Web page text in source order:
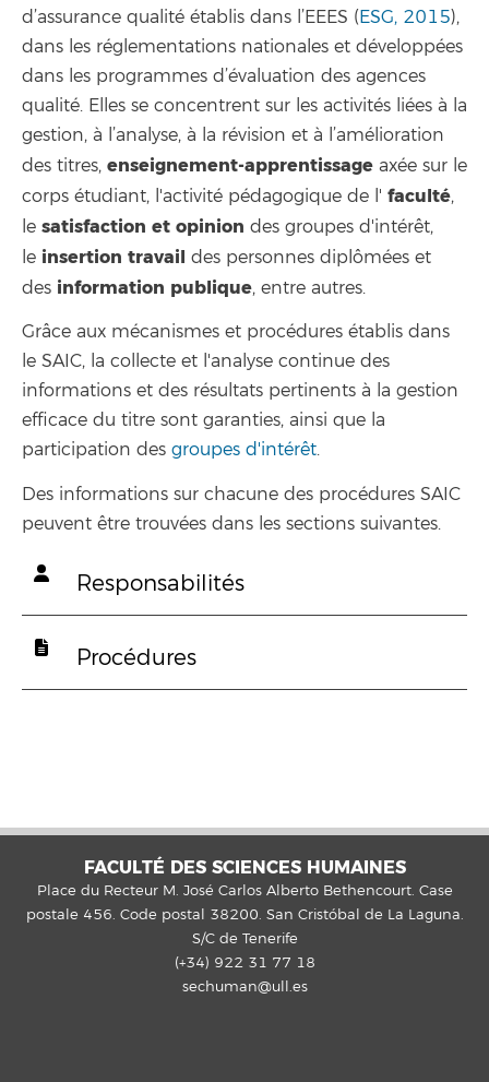
d’assurance qualité établis dans l’EEES (ESG, 2015),
dans les réglementations nationales et développées
dans les programmes d’évaluation des agences
qualité. Elles se concentrent sur les activités liées à la
gestion, à l’analyse, à la révision et à l’amélioration
des titres, enseignement-apprentissage axée sur le
corps étudiant, l'activité pédagogique de l' faculté,
le satisfaction et opinion des groupes d'intérêt,
le insertion travail des personnes diplômées et
des information publique, entre autres.
Grâce aux mécanismes et procédures établis dans
le SAIC, la collecte et l'analyse continue des
informations et des résultats pertinents à la gestion
efficace du titre sont garanties, ainsi que la
participation des groupes d'intérêt.
Des informations sur chacune des procédures SAIC
peuvent être trouvées dans les sections suivantes.
Responsabilités
Procédures
FACULTÉ DES SCIENCES HUMAINES
Place du Recteur M. José Carlos Alberto Bethencourt. Case
postale 456. Code postal 38200. San Cristóbal de La Laguna.
S/C de Tenerife
(+34) 922 31 77 18
sechuman@ull.es